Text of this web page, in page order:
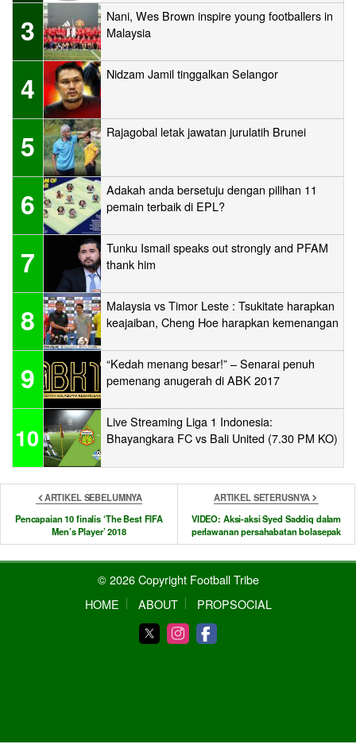
3
Nani, Wes Brown inspire young footballers in
Malaysia
4 Nidzam Jamil tinggalkan Selangor
5 Rajagobal letak jawatan jurulatih Brunei
6
Adakah anda bersetuju dengan pilihan 11
pemain terbaik di EPL?
7
Tunku Ismail speaks out strongly and PFAM
thank him
8
Malaysia vs Timor Leste : Tsukitate harapkan
keajaiban, Cheng Hoe harapkan kemenangan
9
“Kedah menang besar!” – Senarai penuh
pemenang anugerah di ABK 2017
10
Live Streaming Liga 1 Indonesia:
Bhayangkara FC vs Bali United (7.30 PM KO)
ARTIKEL SEBELUMNYA
Pencapaian 10 finalis ‘The Best FIFA
Men’s Player’ 2018
ARTIKEL SETERUSNYA
VIDEO: Aksi-aksi Syed Saddiq dalam
perlawanan persahabatan bolasepak
© 2026 Copyright Football Tribe
HOME
ABOUT PROPSOCIAL